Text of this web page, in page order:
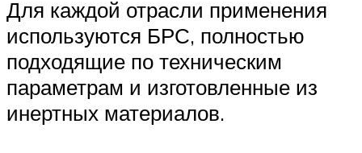
Для каждой отрасли применения
используются БРС, полностью
подходящие по техническим
параметрам и изготовленные из
инертных материалов.